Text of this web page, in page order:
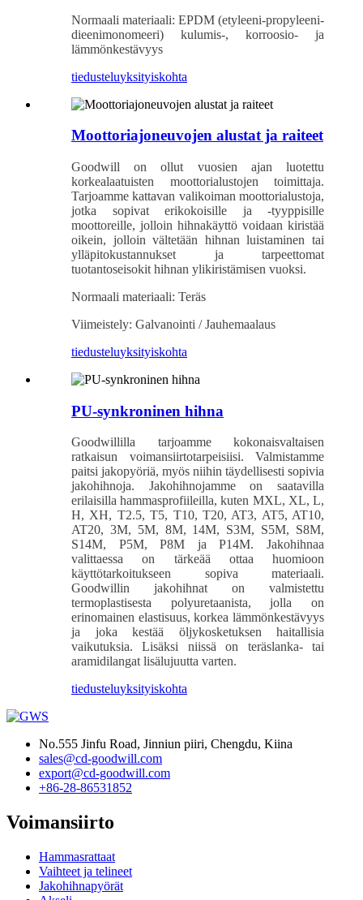
Normaali materiaali: EPDM (etyleeni-propyleeni-
dieenimonomeeri) kulumis-, korroosio- ja
lämmönkestävyys
tiedusteluyksityiskohta
Moottoriajoneuvojen alustat ja raiteet
Goodwill on ollut vuosien ajan luotettu
korkealaatuisten moottorialustojen toimittaja.
Tarjoamme kattavan valikoiman moottorialustoja,
jotka sopivat erikokoisille ja -tyyppisille
moottoreille, jolloin hihnakäyttö voidaan kiristää
oikein, jolloin vältetään hihnan luistaminen tai
ylläpitokustannukset ja tarpeettomat
tuotantoseisokit hihnan ylikiristämisen vuoksi.
Normaali materiaali: Teräs
Viimeistely: Galvanointi / Jauhemaalaus
tiedusteluyksityiskohta
PU-synkroninen hihna
Goodwillilla tarjoamme kokonaisvaltaisen
ratkaisun voimansiirtotarpeisiisi. Valmistamme
paitsi jakopyöriä, myös niihin täydellisesti sopivia
jakohihnoja. Jakohihnojamme on saatavilla
erilaisilla hammasprofiileilla, kuten MXL, XL, L,
H, XH, T2.5, T5, T10, T20, AT3, AT5, AT10,
AT20, 3M, 5M, 8M, 14M, S3M, S5M, S8M,
S14M, P5M, P8M ja P14M. Jakohihnaa
valittaessa on tärkeää ottaa huomioon
käyttötarkoitukseen sopiva materiaali.
Goodwillin jakohihnat on valmistettu
termoplastisesta polyuretaanista, jolla on
erinomainen elastisuus, korkea lämmönkestävyys
ja joka kestää öljykosketuksen haitallisia
vaikutuksia. Lisäksi niissä on teräslanka- tai
aramidilangat lisälujuutta varten.
tiedusteluyksityiskohta
No.555 Jinfu Road, Jinniun piiri, Chengdu, Kiina
sales@cd-goodwill.com
export@cd-goodwill.com
+86-28-86531852
Voimansiirto
Hammasrattaat
Vaihteet ja telineet
Jakohihnapyörät